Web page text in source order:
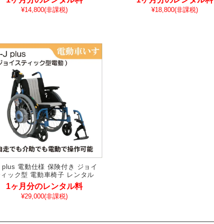
¥14,800(非課税) ¥18,800(非課税)
電動仕様 保険付き ジョイ
ィック型 電動車椅子 レンタル
1ヶ月分のレンタル料
¥29,000(非課税)